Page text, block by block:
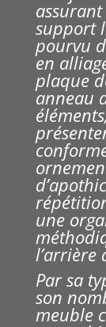
support
pourvu
en
plaque
anneau
une
l’arrière
Par sa
son
meuble